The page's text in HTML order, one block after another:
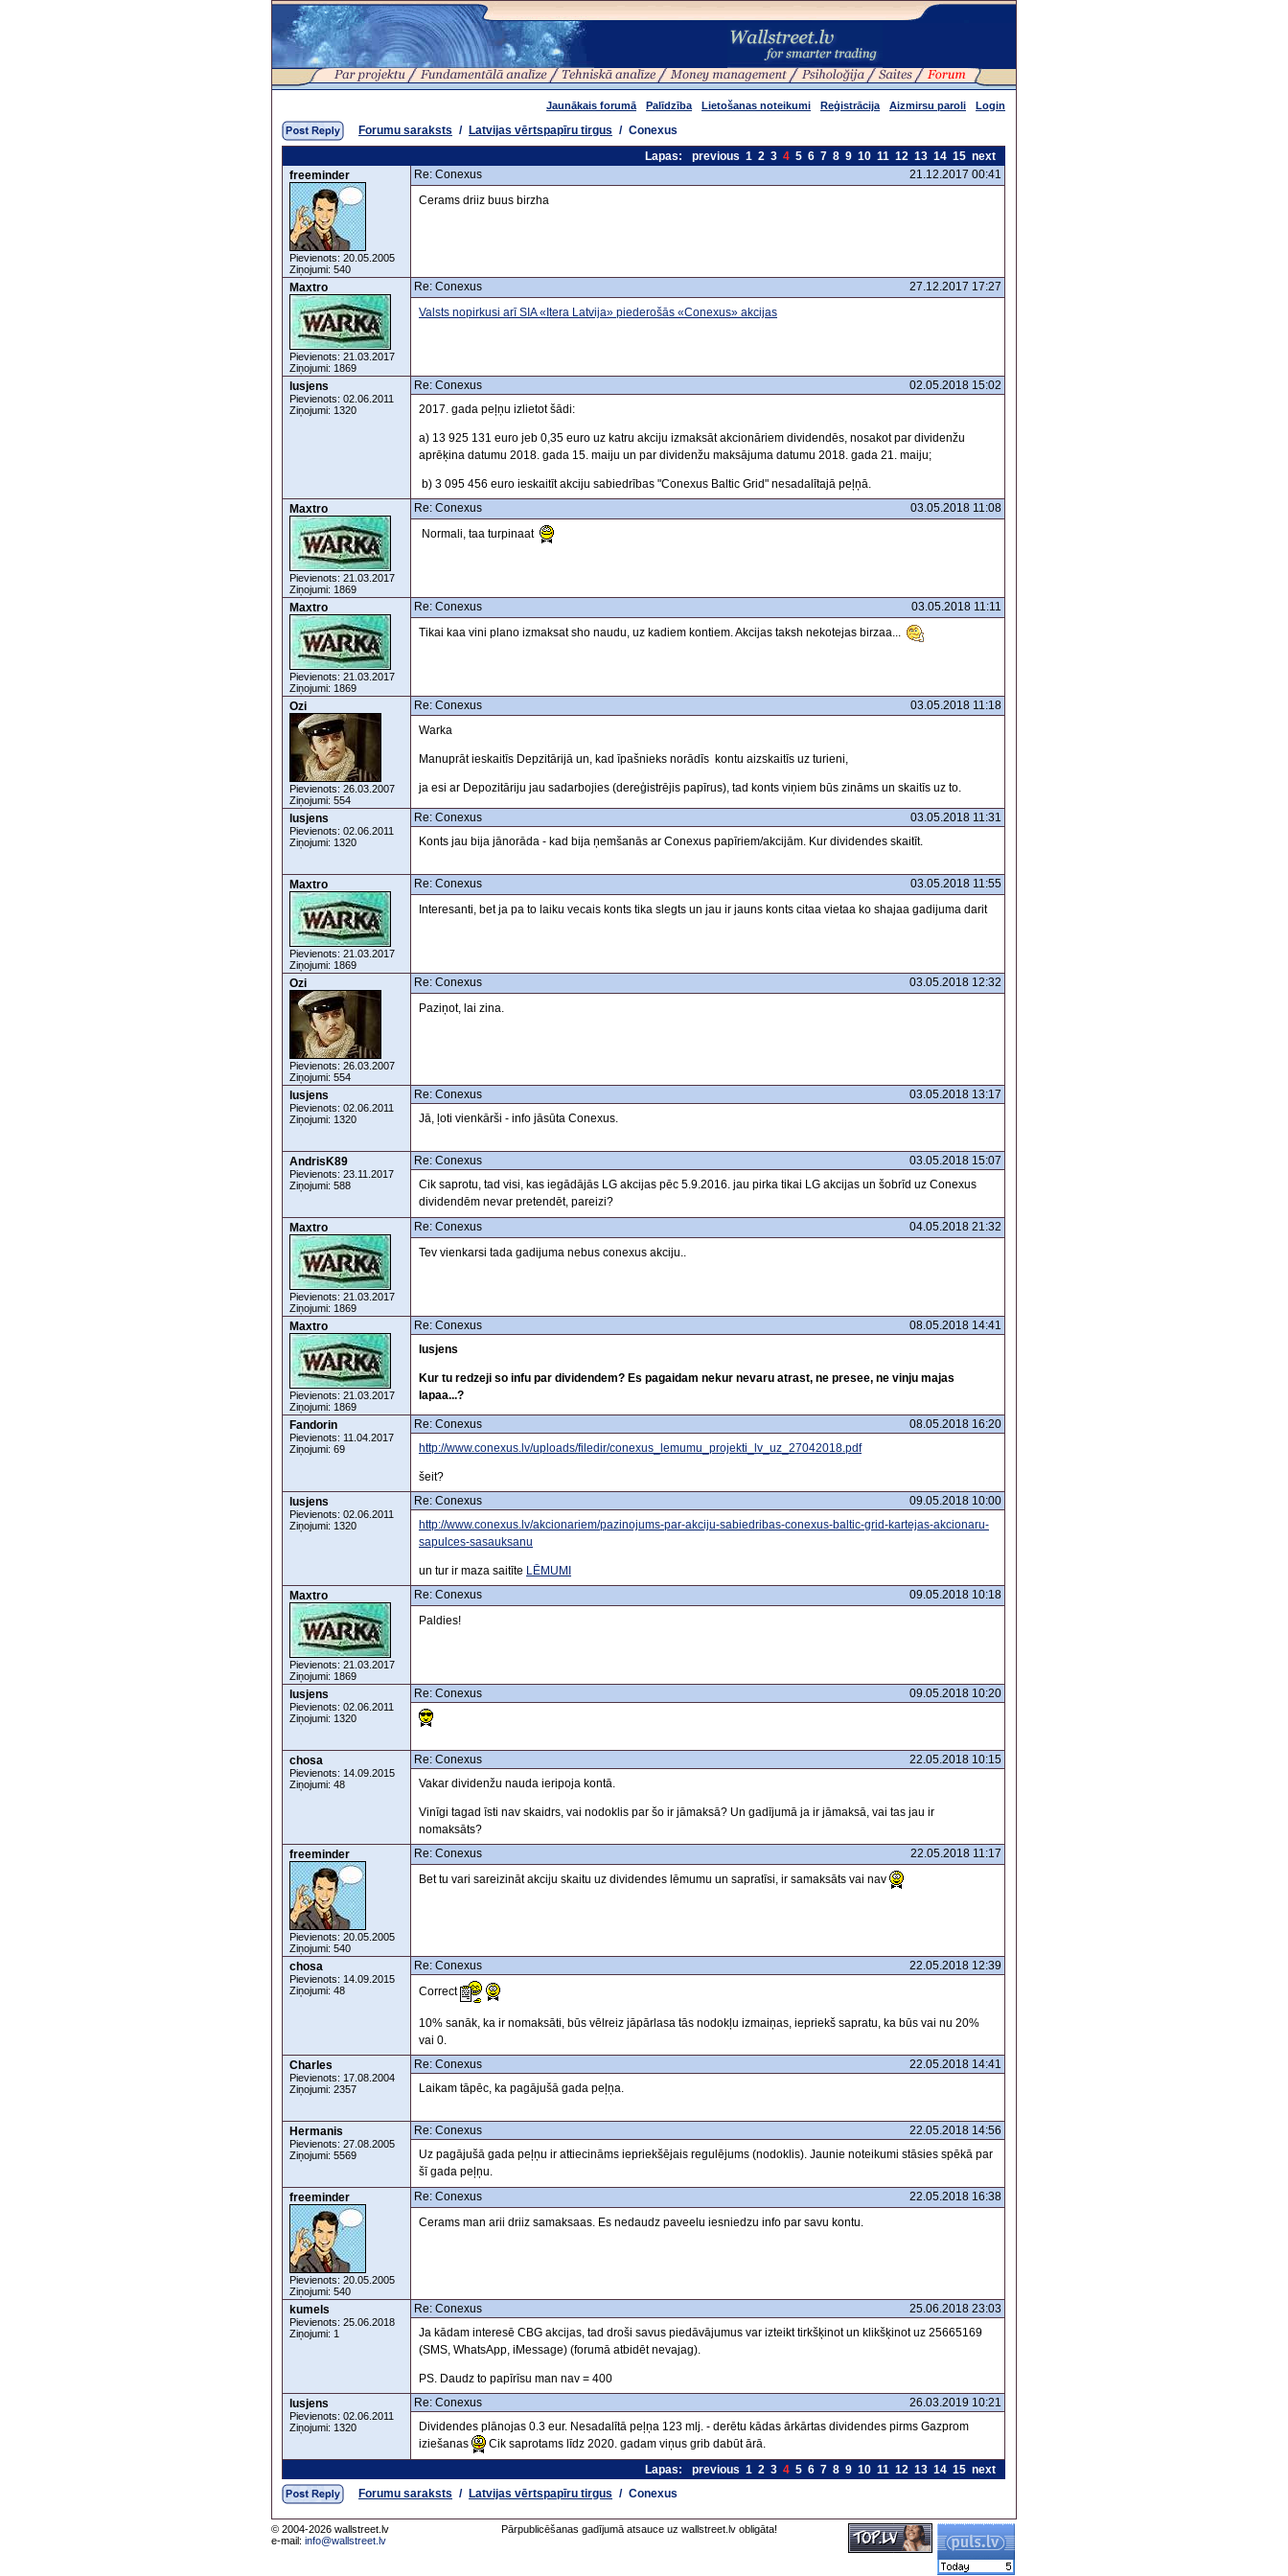
Jaunākais forumā Palīdzība Lietošanas noteikumi Reģistrācija Aizmirsu paroli Login
Forumu saraksts / Latvijas vērtspapīru tirgus / Conexus
Lapas:
previous 1 2 3 4 5 6 7 8 9 10 11 12 13 14 15 next
freeminder
Pievienots: 20.05.2005
Ziņojumi: 540
Re: Conexus
21.12.2017 00:41
Cerams driiz buus birzha
Maxtro
Pievienots: 21.03.2017
Ziņojumi: 1869
Re: Conexus
27.12.2017 17:27
Valsts nopirkusi arī SIA «Itera Latvija» piederošās «Conexus» akcijas
lusjens
Pievienots: 02.06.2011
Ziņojumi: 1320
Re: Conexus
02.05.2018 15:02
2017. gada peļņu izlietot šādi:
a) 13 925 131 euro jeb 0,35 euro uz katru akciju izmaksāt akcionāriem dividendēs, nosakot par dividenžu
aprēķina datumu 2018. gada 15. maiju un par dividenžu maksājuma datumu 2018. gada 21. maiju;
b) 3 095 456 euro ieskaitīt akciju sabiedrības "Conexus Baltic Grid" nesadalītajā peļņā.
Maxtro
Pievienots: 21.03.2017
Ziņojumi: 1869
Re: Conexus
03.05.2018 11:08
Normali, taa turpinaat
Maxtro
Pievienots: 21.03.2017
Ziņojumi: 1869
Re: Conexus
03.05.2018 11:11
Tikai kaa vini plano izmaksat sho naudu, uz kadiem kontiem. Akcijas taksh nekotejas birzaa...
Ozi
Pievienots: 26.03.2007
Ziņojumi: 554
Re: Conexus
03.05.2018 11:18
Warka
Manuprāt ieskaitīs Depzitārijā un, kad īpašnieks norādīs kontu aizskaitīs uz turieni,
ja esi ar Depozitāriju jau sadarbojies (dereģistrējis papīrus), tad konts viņiem būs zināms un skaitīs uz to.
lusjens
Pievienots: 02.06.2011
Ziņojumi: 1320
Re: Conexus
03.05.2018 11:31
Konts jau bija jānorāda - kad bija ņemšanās ar Conexus papīriem/akcijām. Kur dividendes skaitīt.
Maxtro
Pievienots: 21.03.2017
Ziņojumi: 1869
Re: Conexus
03.05.2018 11:55
Interesanti, bet ja pa to laiku vecais konts tika slegts un jau ir jauns konts citaa vietaa ko shajaa gadijuma darit
Ozi
Pievienots: 26.03.2007
Ziņojumi: 554
Re: Conexus
03.05.2018 12:32
Paziņot, lai zina.
lusjens
Pievienots: 02.06.2011
Ziņojumi: 1320
Re: Conexus
03.05.2018 13:17
Jā, ļoti vienkārši - info jāsūta Conexus.
AndrisK89
Pievienots: 23.11.2017
Ziņojumi: 588
Re: Conexus
03.05.2018 15:07
Cik saprotu, tad visi, kas iegādājās LG akcijas pēc 5.9.2016. jau pirka tikai LG akcijas un šobrīd uz Conexus
dividendēm nevar pretendēt, pareizi?
Maxtro
Pievienots: 21.03.2017
Ziņojumi: 1869
Re: Conexus
04.05.2018 21:32
Tev vienkarsi tada gadijuma nebus conexus akciju..
Maxtro
Pievienots: 21.03.2017
Ziņojumi: 1869
Re: Conexus
08.05.2018 14:41
lusjens
Kur tu redzeji so infu par dividendem? Es pagaidam nekur nevaru atrast, ne presee, ne vinju majas
lapaa...?
Fandorin
Pievienots: 11.04.2017
Ziņojumi: 69
Re: Conexus
08.05.2018 16:20
http://www.conexus.lv/uploads/filedir/conexus_lemumu_projekti_lv_uz_27042018.pdf
šeit?
lusjens
Pievienots: 02.06.2011
Ziņojumi: 1320
Re: Conexus
09.05.2018 10:00
http://www.conexus.lv/akcionariem/pazinojums-par-akciju-sabiedribas-conexus-baltic-grid-kartejas-akcionaru-
sapulces-sasauksanu
un tur ir maza saitīte LĒMUMI
Maxtro
Pievienots: 21.03.2017
Ziņojumi: 1869
Re: Conexus
09.05.2018 10:18
Paldies!
lusjens
Pievienots: 02.06.2011
Ziņojumi: 1320
Re: Conexus 09.05.2018 10:20
chosa
Pievienots: 14.09.2015
Ziņojumi: 48
Re: Conexus
22.05.2018 10:15
Vakar dividenžu nauda ieripoja kontā.
Vinīgi tagad īsti nav skaidrs, vai nodoklis par šo ir jāmaksā? Un gadījumā ja ir jāmaksā, vai tas jau ir
nomaksāts?
freeminder
Pievienots: 20.05.2005
Ziņojumi: 540
Re: Conexus
22.05.2018 11:17
Bet tu vari sareizināt akciju skaitu uz dividendes lēmumu un sapratīsi, ir samaksāts vai nav
chosa
Pievienots: 14.09.2015
Ziņojumi: 48
Re: Conexus
22.05.2018 12:39
Correct
10% sanāk, ka ir nomaksāti, būs vēlreiz jāpārlasa tās nodokļu izmaiņas, iepriekš sapratu, ka būs vai nu 20%
vai 0.
Charles
Pievienots: 17.08.2004
Ziņojumi: 2357
Re: Conexus
22.05.2018 14:41
Laikam tāpēc, ka pagājušā gada peļņa.
Hermanis
Pievienots: 27.08.2005
Ziņojumi: 5569
Re: Conexus
22.05.2018 14:56
Uz pagājušā gada peļņu ir attiecināms iepriekšējais regulējums (nodoklis). Jaunie noteikumi stāsies spēkā par
šī gada peļņu.
freeminder
Pievienots: 20.05.2005
Ziņojumi: 540
Re: Conexus
22.05.2018 16:38
Cerams man arii driiz samaksaas. Es nedaudz paveelu iesniedzu info par savu kontu.
kumels
Pievienots: 25.06.2018
Ziņojumi: 1
Re: Conexus
25.06.2018 23:03
Ja kādam interesē CBG akcijas, tad droši savus piedāvājumus var izteikt tirkšķinot un klikšķinot uz 25665169
(SMS, WhatsApp, iMessage) (forumā atbidēt nevajag).
PS. Daudz to papīrīsu man nav = 400
lusjens
Pievienots: 02.06.2011
Ziņojumi: 1320
Re: Conexus
26.03.2019 10:21
Dividendes plānojas 0.3 eur. Nesadalītā peļņa 123 mlj. - derētu kādas ārkārtas dividendes pirms Gazprom
iziešanas
Cik saprotams līdz 2020. gadam viņus grib dabūt ārā.
Lapas:
previous 1 2 3 4 5 6 7 8 9 10 11 12 13 14 15 next
Forumu saraksts / Latvijas vērtspapīru tirgus / Conexus
© 2004-2026 wallstreet.lv
e-mail: info@wallstreet.lv
Pārpublicēšanas gadījumā atsauce uz wallstreet.lv obligāta!